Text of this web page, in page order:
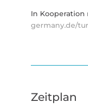
In Koope­ration
germany.de/
Zeitplan